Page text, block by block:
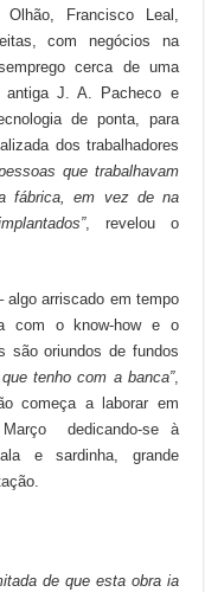
Francisco Leal,
com negócios na
cerca de uma
antiga J. A. Pacheco e
de ponta, para
dos trabalhadores
que trabalhavam
fábrica, em vez de na
, revelou o
algo arriscado em tempo
com o know-how e o
são oriundos de fundos
tenho com a banca”,
começa a laborar em
dedicando-se à
e sardinha, grande
de que esta obra ia